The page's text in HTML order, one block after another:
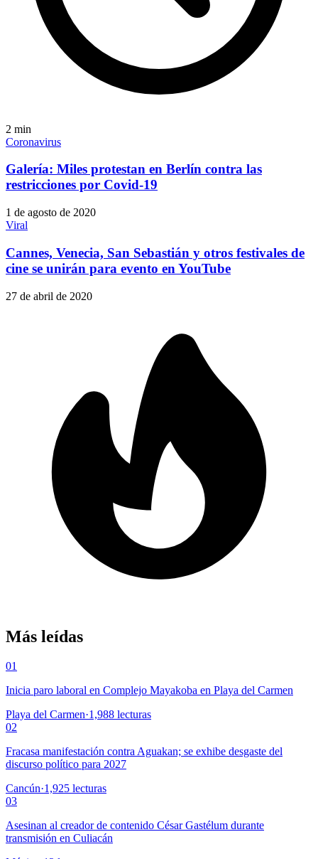
2 min
Coronavirus
Galería: Miles protestan en Berlín contra las
restricciones por Covid-19
1 de agosto de 2020
Viral
Cannes, Venecia, San Sebastián y otros festivales de
cine se unirán para evento en YouTube
27 de abril de 2020
Más leídas
01
Inicia paro laboral en Complejo Mayakoba en Playa del Carmen
Playa del Carmen·1,988 lecturas
02
Fracasa manifestación contra Aguakan; se exhibe desgaste del
discurso político para 2027
Cancún·1,925 lecturas
03
Asesinan al creador de contenido César Gastélum durante
transmisión en Culiacán